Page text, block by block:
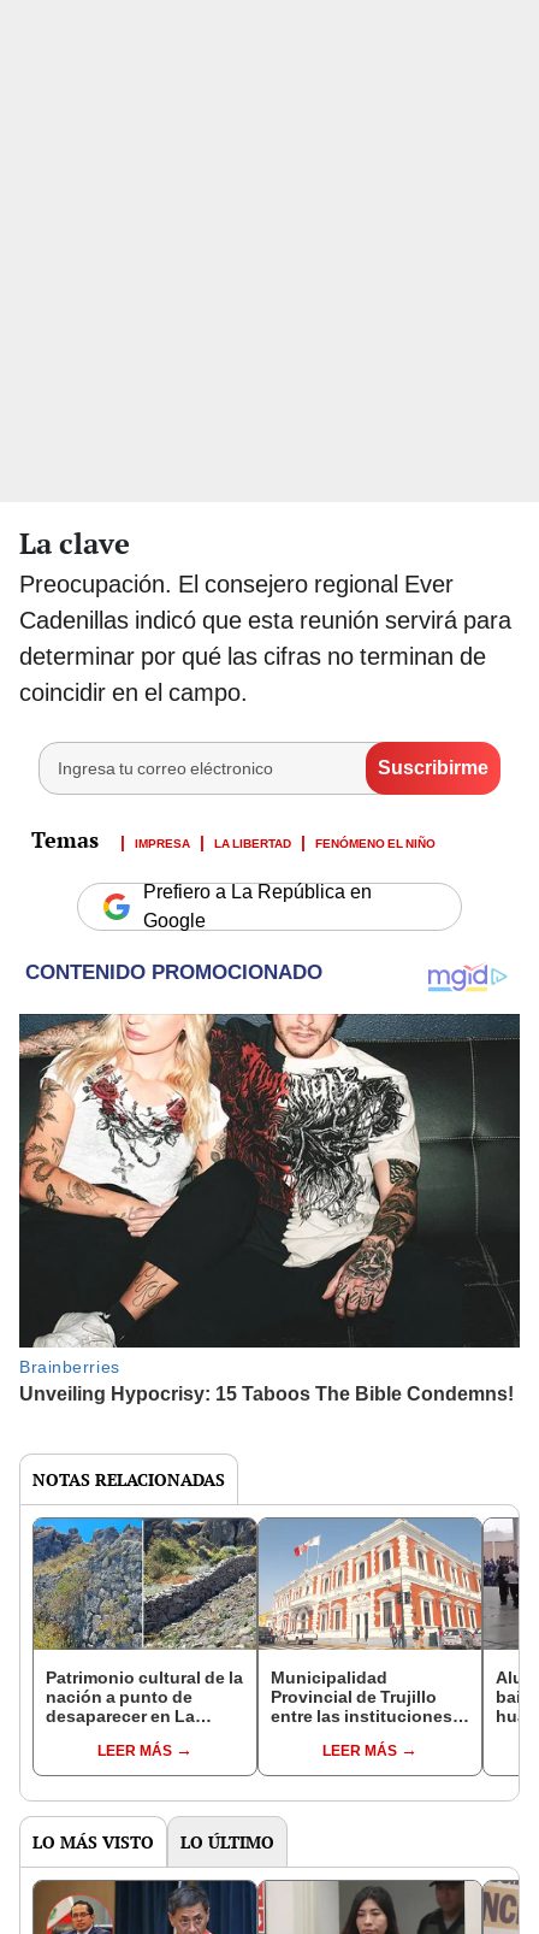
La clave
Preocupación. El consejero regional Ever
Cadenillas indicó que esta reunión servirá para
determinar por qué las cifras no terminan de
coincidir en el campo.
IMPRESA LA LIBERTAD FENÓMENO EL NIÑO
Prefiero a La República en
Google
NOTAS RELACIONADAS
Patrimonio cultural de la
nación a punto de
desaparecer en La
LEER MÁS
Municipalidad
Provincial de Trujillo
entre las instituciones
LEER MÁS
LO MÁS VISTO LO ÚLTIMO